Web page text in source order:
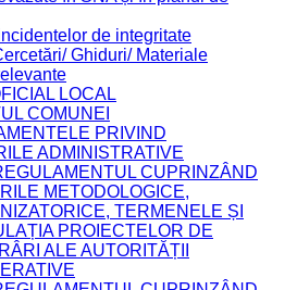
de integritate
Ghiduri/ Materiale
LOCAL
COMUNEI
PRIVIND
ADMINISTRATIVE
CUPRINZÂND
METODOLOGICE,
TERMENELE ȘI
PROIECTELOR DE
ALE AUTORITĂȚII